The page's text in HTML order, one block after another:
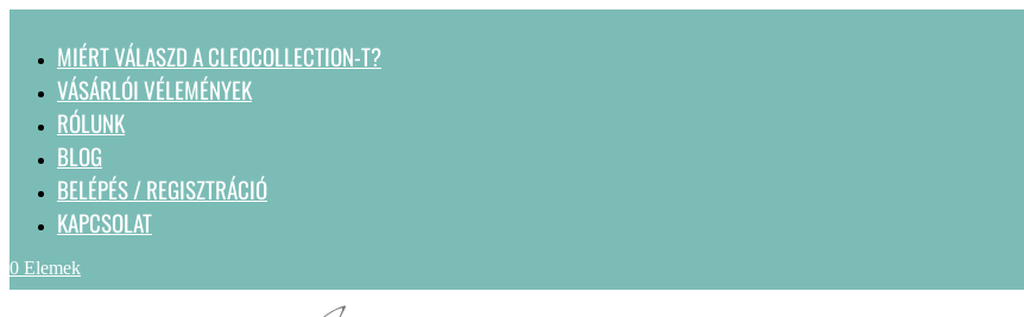
MIÉRT VÁLASZD A CLEOCOLLECTION-T?
VÁSÁRLÓI VÉLEMÉNYEK
RÓLUNK
BLOG
BELÉPÉS / REGISZTRÁCIÓ
KAPCSOLAT
0 Elemek